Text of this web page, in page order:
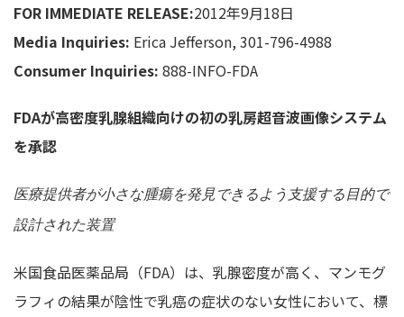
FOR IMMEDIATE RELEASE:2012年9月18日
Media Inquiries: Erica Jefferson, 301-796-4988
Consumer Inquiries: 888-INFO-FDA
FDAが高密度乳腺組織向けの初の乳房超音波画像システム
を承認
医療提供者が小さな腫瘍を発見できるよう支援する目的で
設計された装置
米国食品医薬品局（FDA）は、乳腺密度が高く、マンモグ
ラフィの結果が陰性で乳癌の症状のない女性において、標